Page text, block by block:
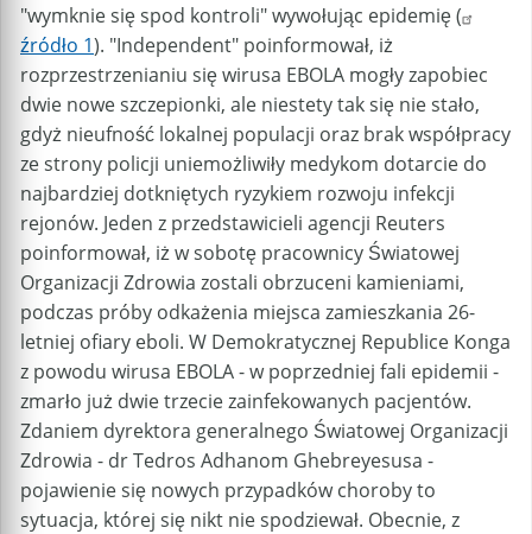
"wymknie się spod kontroli" wywołując epidemię (
źródło 1). "Independent" poinformował, iż
rozprzestrzenianiu się wirusa EBOLA mogły zapobiec
dwie nowe szczepionki, ale niestety tak się nie stało,
gdyż nieufność lokalnej populacji oraz brak współpracy
ze strony policji uniemożliwiły medykom dotarcie do
najbardziej dotkniętych ryzykiem rozwoju infekcji
rejonów. Jeden z przedstawicieli agencji Reuters
poinformował, iż w sobotę pracownicy Światowej
Organizacji Zdrowia zostali obrzuceni kamieniami,
podczas próby odkażenia miejsca zamieszkania 26-
letniej ofiary eboli. W Demokratycznej Republice Konga
z powodu wirusa EBOLA - w poprzedniej fali epidemii -
zmarło już dwie trzecie zainfekowanych pacjentów.
Zdaniem dyrektora generalnego Światowej Organizacji
Zdrowia - dr Tedros Adhanom Ghebreyesusa -
pojawienie się nowych przypadków choroby to
sytuacja, której się nikt nie spodziewał. Obecnie, z